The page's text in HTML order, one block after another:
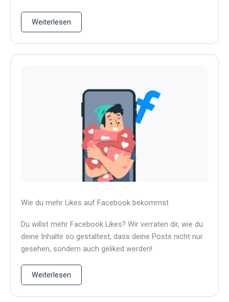
Weiterlesen
Wie du mehr Likes auf Facebook bekommst
Du willst mehr Facebook Likes? Wir verraten dir, wie du
deine Inhalte so gestaltest, dass deine Posts nicht nur
gesehen, sondern auch geliked werden!
Weiterlesen